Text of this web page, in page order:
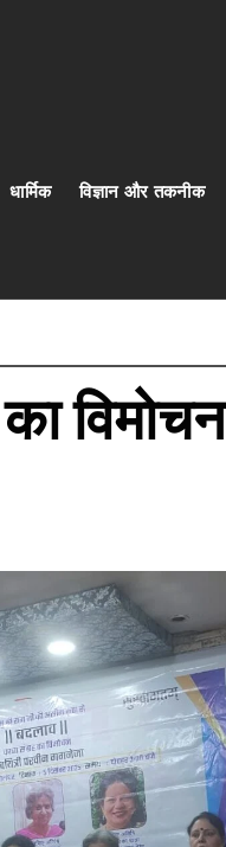
धार्मिक विज्ञान और तकनीक
विमोचन